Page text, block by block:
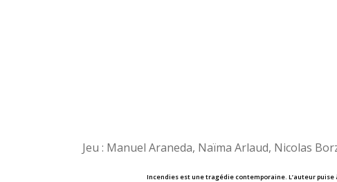
Jeu : Manuel Araneda, Naïma Arlaud, Nicolas
Incendies est une tragédie contemporaine. L’auteur